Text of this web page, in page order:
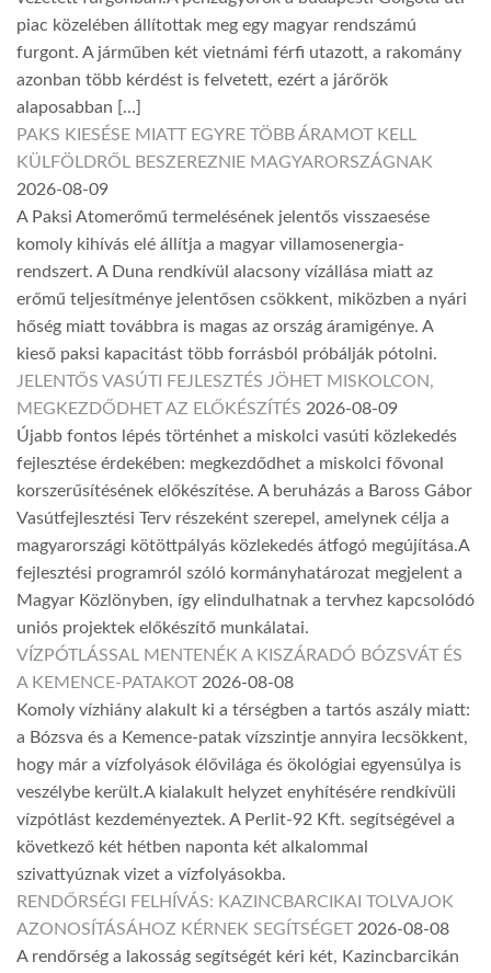
piac közelében állítottak meg egy magyar rendszámú
furgont. A járműben két vietnámi férfi utazott, a rakomány
azonban több kérdést is felvetett, ezért a járőrök
alaposabban […]
PAKS KIESÉSE MIATT EGYRE TÖBB ÁRAMOT KELL
KÜLFÖLDRŐL BESZEREZNIE MAGYARORSZÁGNAK
2026-08-09
A Paksi Atomerőmű termelésének jelentős visszaesése
komoly kihívás elé állítja a magyar villamosenergia-
rendszert. A Duna rendkívül alacsony vízállása miatt az
erőmű teljesítménye jelentősen csökkent, miközben a nyári
hőség miatt továbbra is magas az ország áramigénye. A
kieső paksi kapacitást több forrásból próbálják pótolni.
JELENTŐS VASÚTI FEJLESZTÉS JÖHET MISKOLCON,
MEGKEZDŐDHET AZ ELŐKÉSZÍTÉS 2026-08-09
Újabb fontos lépés történhet a miskolci vasúti közlekedés
fejlesztése érdekében: megkezdődhet a miskolci fővonal
korszerűsítésének előkészítése. A beruházás a Baross Gábor
Vasútfejlesztési Terv részeként szerepel, amelynek célja a
magyarországi kötöttpályás közlekedés átfogó megújítása.A
fejlesztési programról szóló kormányhatározat megjelent a
Magyar Közlönyben, így elindulhatnak a tervhez kapcsolódó
uniós projektek előkészítő munkálatai.
VÍZPÓTLÁSSAL MENTENÉK A KISZÁRADÓ BÓZSVÁT ÉS
A KEMENCE-PATAKOT 2026-08-08
Komoly vízhiány alakult ki a térségben a tartós aszály miatt:
a Bózsva és a Kemence-patak vízszintje annyira lecsökkent,
hogy már a vízfolyások élővilága és ökológiai egyensúlya is
veszélybe került.A kialakult helyzet enyhítésére rendkívüli
vízpótlást kezdeményeztek. A Perlit-92 Kft. segítségével a
következő két hétben naponta két alkalommal
szivattyúznak vizet a vízfolyásokba.
RENDŐRSÉGI FELHÍVÁS: KAZINCBARCIKAI TOLVAJOK
AZONOSÍTÁSÁHOZ KÉRNEK SEGÍTSÉGET 2026-08-08
A rendőrség a lakosság segítségét kéri két, Kazincbarcikán